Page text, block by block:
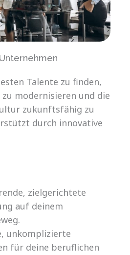
Talente zu finden,
modernisieren und die
zukunftsfähig zu
durch innovative
zielgerichtete
auf deinem
unkomplizierte
für deine beruflichen